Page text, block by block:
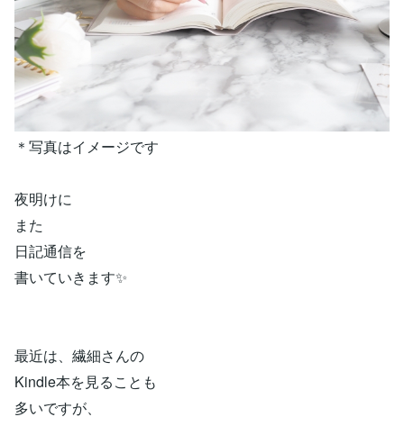
＊写真はイメージです
夜明けに
また
日記通信を
書いていきます✨
最近は、繊細さんの
Kindle本を見ることも
多いですが、